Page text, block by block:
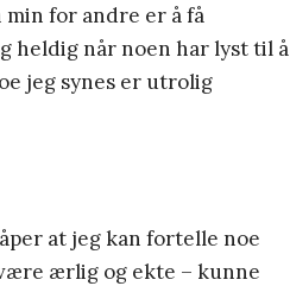
for andre er å få
heldig når noen har lyst til å
jeg synes er utrolig
at jeg kan fortelle noe
ærlig og ekte – kunne